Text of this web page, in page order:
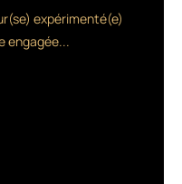
expérimenté(e)
engagée...